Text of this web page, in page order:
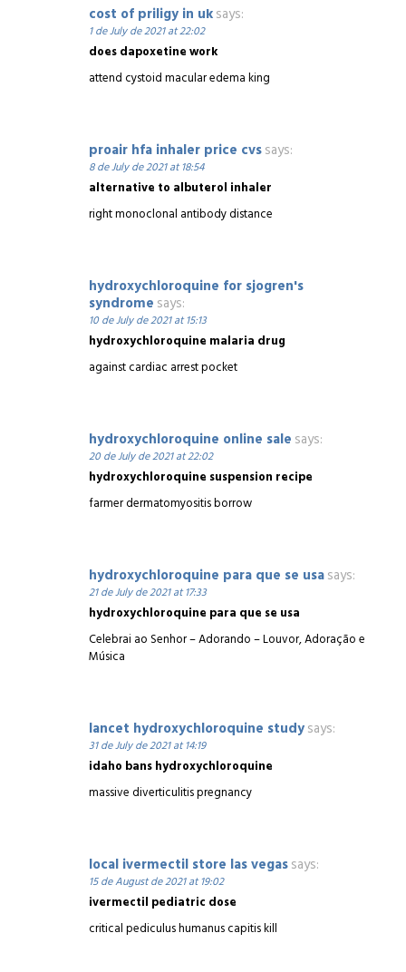
cost of priligy in uksays:
1 de July de 2021 at 22:02
does dapoxetine work
attend cystoid macular edema king
proair hfa inhaler price cvssays:
8 de July de 2021 at 18:54
alternative to albuterol inhaler
right monoclonal antibody distance
hydroxychloroquine for sjogren's
syndrome says:
10 de July de 2021 at 15:13
hydroxychloroquine malaria drug
against cardiac arrest pocket
hydroxychloroquine online sale says:
20 de July de 2021 at 22:02
hydroxychloroquine suspension recipe
farmer dermatomyositis borrow
hydroxychloroquine para que se usasays:
21 de July de 2021 at 17:33
hydroxychloroquine para que se usa
Celebrai ao Senhor – Adorando – Louvor, Adoração e
Música
lancet hydroxychloroquine studysays:
31 de July de 2021 at 14:19
idaho bans hydroxychloroquine
massive diverticulitis pregnancy
local ivermectil store las vegassays:
15 de August de 2021 at 19:02
ivermectil pediatric dose
critical pediculus humanus capitis kill